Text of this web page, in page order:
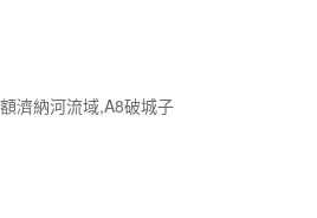
濟納河流域,A8破城子